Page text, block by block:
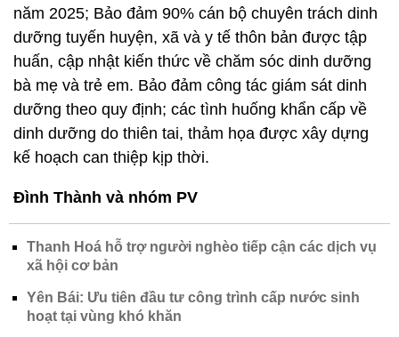
năm 2025; Bảo đảm 90% cán bộ chuyên trách dinh
dưỡng tuyến huyện, xã và y tế thôn bản được tập
huấn, cập nhật kiến thức về chăm sóc dinh dưỡng
bà mẹ và trẻ em. Bảo đảm công tác giám sát dinh
dưỡng theo quy định; các tình huống khẩn cấp về
dinh dưỡng do thiên tai, thảm họa được xây dựng
kế hoạch can thiệp kịp thời.
Đình Thành và nhóm PV
Thanh Hoá hỗ trợ người nghèo tiếp cận các dịch vụ
xã hội cơ bản
Yên Bái: Ưu tiên đầu tư công trình cấp nước sinh
hoạt tại vùng khó khăn